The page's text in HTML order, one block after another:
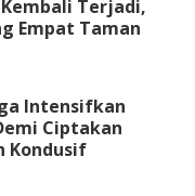
Terjadi,
Empat Taman
Intensifkan
Ciptakan
Kondusif